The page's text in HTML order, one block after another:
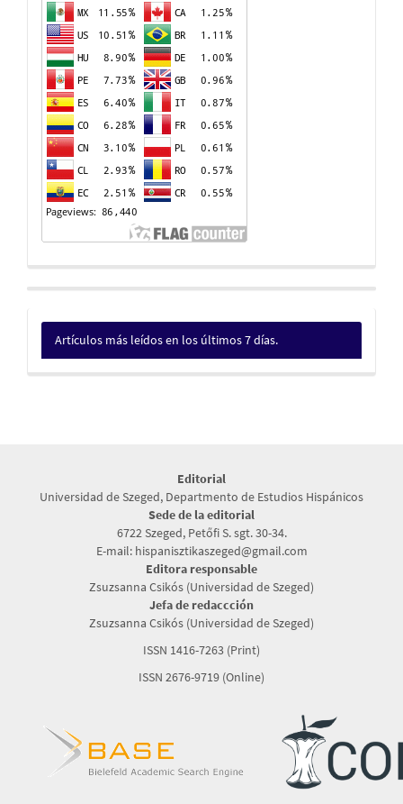
Artículos más leídos en los últimos 7 días.
Editorial
Universidad de Szeged, Departmento de Estudios Hispánicos
Sede de la editorial
6722 Szeged, Petőfi S. sgt. 30-34.
E-mail: hispanisztikaszeged@gmail.com
Editora responsable
Zsuzsanna Csikós (Universidad de Szeged)
Jefa de redaccción
Zsuzsanna Csikós (Universidad de Szeged)
ISSN 1416-7263 (Print)
ISSN 2676-9719 (Online)